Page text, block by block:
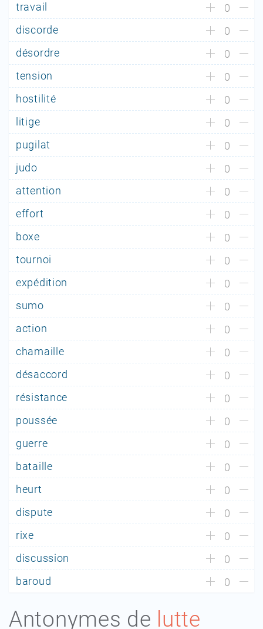
travail
0
discorde
0
désordre
0
tension
0
hostilité
0
litige
0
pugilat
0
judo
0
attention
0
effort
0
boxe
0
tournoi
0
expédition
0
sumo
0
action
0
chamaille
0
désaccord
0
résistance
0
poussée
0
guerre
0
bataille
0
heurt
0
dispute
0
rixe
0
discussion
0
baroud
0
Antonymes de lutte